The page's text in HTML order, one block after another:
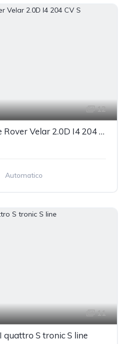
12
LAND ROVER Range Rover Velar 2.0D I4 204 CV S
Automatico
11
quattro S tronic S line